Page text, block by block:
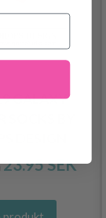
GALAXY
23.95 SEK